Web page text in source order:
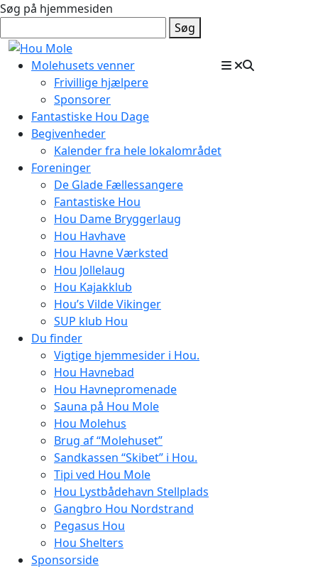
Søg på hjemmesiden
Søg
Molehusets venner
Frivillige hjælpere
Sponsorer
Fantastiske Hou Dage
Begivenheder
Kalender fra hele lokalområdet
Foreninger
De Glade Fællessangere
Fantastiske Hou
Hou Dame Bryggerlaug
Hou Havhave
Hou Havne Værksted
Hou Jollelaug
Hou Kajakklub
Hou’s Vilde Vikinger
SUP klub Hou
Du finder
Vigtige hjemmesider i Hou.
Hou Havnebad
Hou Havnepromenade
Sauna på Hou Mole
Hou Molehus
Brug af “Molehuset”
Sandkassen “Skibet” i Hou.
Tipi ved Hou Mole
Hou Lystbådehavn Stellplads
Gangbro Hou Nordstrand
Pegasus Hou
Hou Shelters
Sponsorside